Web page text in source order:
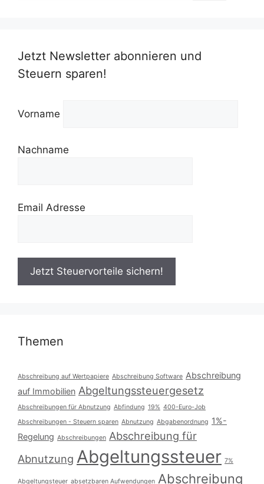
Jetzt Newsletter abonnieren und
Steuern sparen!
Vorname
Nachname
Email Adresse
Themen
Abschreibung auf Wertpapiere Abschreibung Software Abschreibung
auf Immobilien Abgeltungssteuergesetz
Abschreibungen für Abnutzung Abfindung 19% 400-Euro-Job
Abschreibungen - Steuern sparen Abnutzung Abgabenordnung 1%-
Regelung Abschreibungen Abschreibung für
Abnutzung Abgeltungssteuer 7%
Abgeltungsteuer absetzbaren Aufwendungen Abschreibung